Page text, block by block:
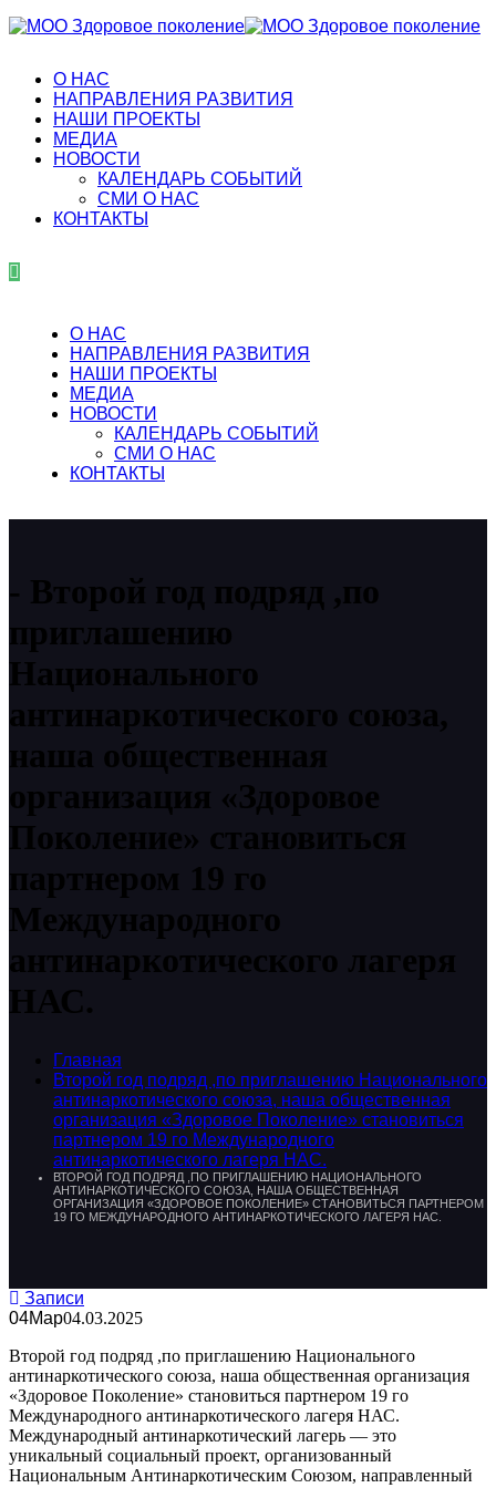
О НАС
НАПРАВЛЕНИЯ РАЗВИТИЯ
НАШИ ПРОЕКТЫ
МЕДИА
НОВОСТИ
КАЛЕНДАРЬ СОБЫТИЙ
СМИ О НАС
КОНТАКТЫ
О НАС
НАПРАВЛЕНИЯ РАЗВИТИЯ
НАШИ ПРОЕКТЫ
МЕДИА
НОВОСТИ
КАЛЕНДАРЬ СОБЫТИЙ
СМИ О НАС
КОНТАКТЫ
Второй год подряд ,по
приглашению
Национального
антинаркотического союза,
наша общественная
организация «Здоровое
Поколение» становиться
партнером 19 го
Международного
антинаркотического лагеря
НАС.
Главная
Второй год подряд ,по приглашению Национального
антинаркотического союза, наша общественная
организация «Здоровое Поколение» становиться
партнером 19 го Международного
антинаркотического лагеря НАС.
ВТОРОЙ ГОД ПОДРЯД ,ПО ПРИГЛАШЕНИЮ НАЦИОНАЛЬНОГО
АНТИНАРКОТИЧЕСКОГО СОЮЗА, НАША ОБЩЕСТВЕННАЯ
ОРГАНИЗАЦИЯ «ЗДОРОВОЕ ПОКОЛЕНИЕ» СТАНОВИТЬСЯ ПАРТНЕРОМ
19 ГО МЕЖДУНАРОДНОГО АНТИНАРКОТИЧЕСКОГО ЛАГЕРЯ НАС.
Записи
04Мар04.03.2025
Второй год подряд ,по приглашению Национального
антинаркотического союза, наша общественная организация
«Здоровое Поколение» становиться партнером 19 го
Международного антинаркотического лагеря НАС.
Международный антинаркотический лагерь — это
уникальный социальный проект, организованный
Национальным Антинаркотическим Союзом, направленный